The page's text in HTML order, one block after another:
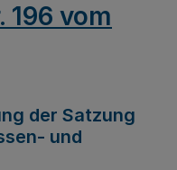
196 vom
der Satzung
und